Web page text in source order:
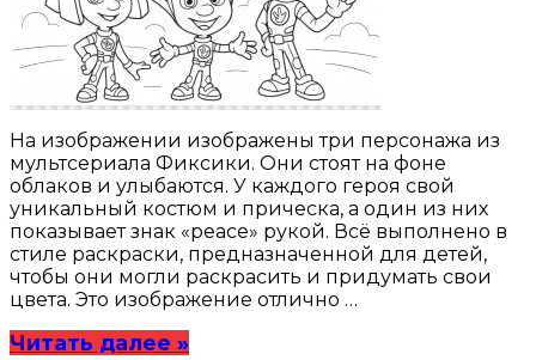
На изображении изображены три персонажа из
мультсериала Фиксики. Они стоят на фоне
облаков и улыбаются. У каждого героя свой
уникальный костюм и прическа, а один из них
показывает знак «peace» рукой. Всё выполнено в
стиле раскраски, предназначенной для детей,
чтобы они могли раскрасить и придумать свои
цвета. Это изображение отлично …
Читать далее »